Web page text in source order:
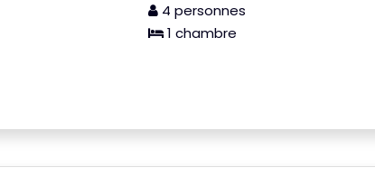
4 personnes
1 chambre